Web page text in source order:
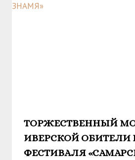
ТОРЖЕСТВЕННЫЙ
ИВЕРСКОЙ ОБИТЕЛИ
ФЕСТИВАЛЯ